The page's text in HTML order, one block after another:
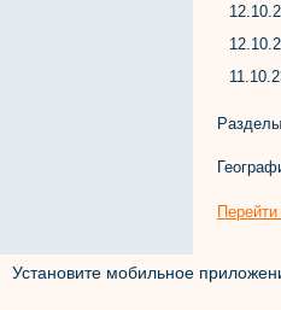
Перейти
Установите мобильное